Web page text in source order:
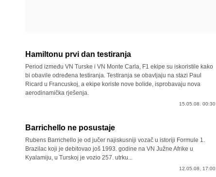
Hamiltonu prvi dan testiranja
Period između VN Turske i VN Monte Carla, F1 ekipe su iskoristile kako
bi obavile određena testiranja. Testiranja se obavljaju na stazi Paul
Ricard u Francuskoj, a ekipe koriste nove bolide, isprobavaju nova
aerodinamička rješenja.
15.05.08. 00:30
Barrichello ne posustaje
Rubens Barrichello je od jučer najiskusniji vozač u istoriji Formule 1.
Brazilac koji je debitovao još 1993. godine na VN Južne Afrike u
Kyalamiju, u Turskoj je vozio 257. utrku...
12.05.08. 17:00